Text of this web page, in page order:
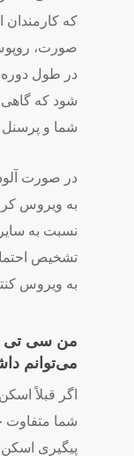
که کارمندان
صورت،
در طول
شود که گاهی
شما و پرسنل
در صورت
به ویروس
نسبت به
تشخیص
به ویروس
من سی تی
می‌‌توانم
اگر قبلاً
شما متفاوت
پیگیری اسکن